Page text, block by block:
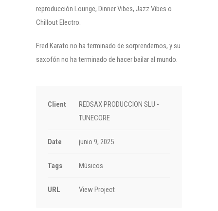
reproducción Lounge, Dinner Vibes, Jazz Vibes o
Chillout Electro.
Fred Karato no ha terminado de sorprendernos, y su
saxofón no ha terminado de hacer bailar al mundo.
Client
REDSAX PRODUCCION SLU -
TUNECORE
Date junio 9, 2025
Tags Músicos
URL View Project